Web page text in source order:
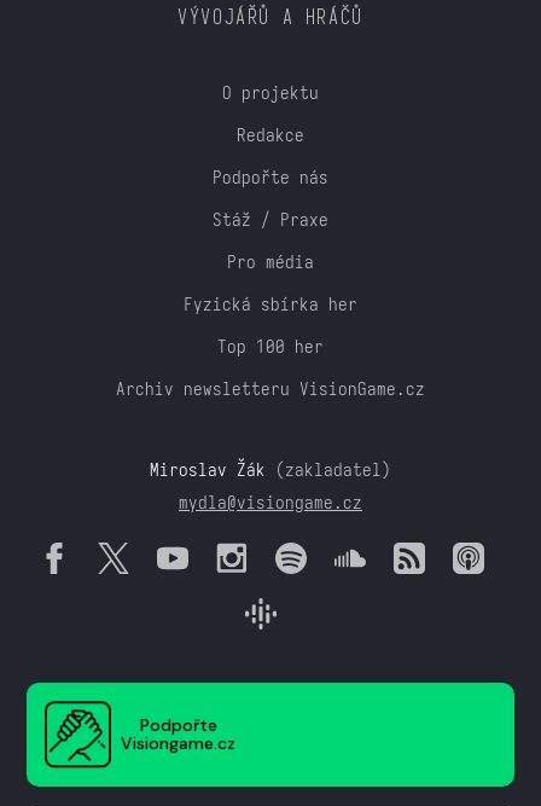
VÝVOJÁŘŮ A HRÁČŮ
O projektu
Redakce
Podpořte nás
Stáž / Praxe
Pro média
Fyzická sbírka her
Top 100 her
Archiv newsletteru VisionGame.cz
Miroslav Žák (zakladatel)
mydla@visiongame.cz
Podpořte
Visiongame.cz